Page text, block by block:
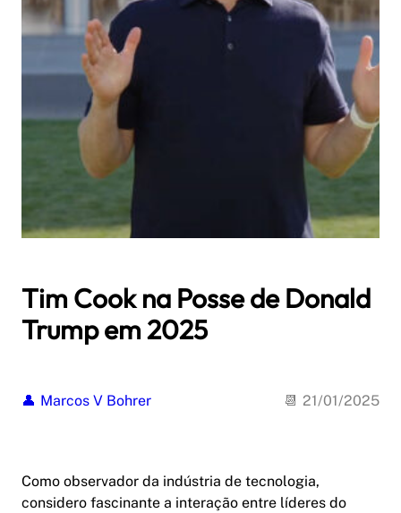
Tim Cook na Posse de Donald
Trump em 2025
Marcos V Bohrer 21/01/2025
Como observador da indústria de tecnologia,
considero fascinante a interação entre líderes do